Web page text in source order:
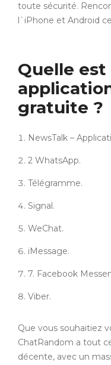
toute sécurité.
l`iPhone et Android
Quelle
gratuite ?
NewsTalk –
2 WhatsApp.
Télégramme.
Signal.
WeChat.
iMessage.
7. Facebook
Viber.
Que vous souhaitiez
ChatRandom a tout
décente, avec un